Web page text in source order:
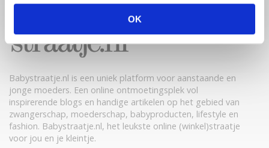
OK
Babystraatje.nl is een uniek platform voor aanstaande en
jonge moeders. Een online ontmoetingsplek vol
inspirerende blogs en handige artikelen op het gebied van
zwangerschap, moederschap, babyproducten, lifestyle en
fashion. Babystraatje.nl, het leukste online (winkel)straatje
voor jou en je kleintje.